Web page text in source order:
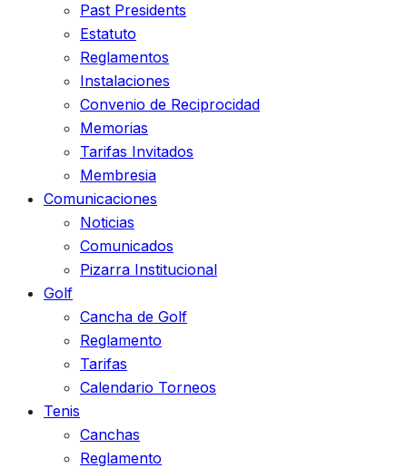
Past Presidents
Estatuto
Reglamentos
Instalaciones
Convenio de Reciprocidad
Memorias
Tarifas Invitados
Membresia
Comunicaciones
Noticias
Comunicados
Pizarra Institucional
Golf
Cancha de Golf
Reglamento
Tarifas
Calendario Torneos
Tenis
Canchas
Reglamento